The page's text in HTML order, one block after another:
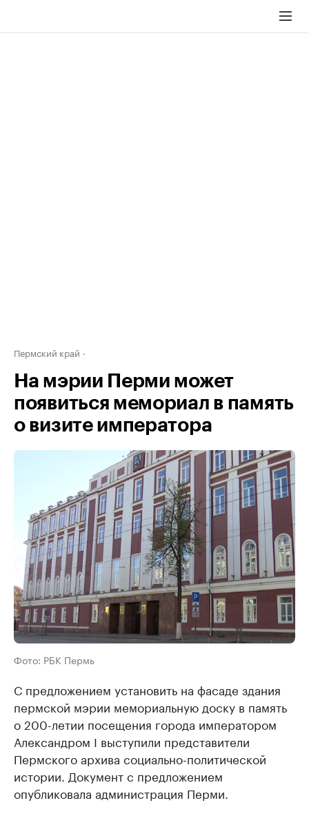
Пермский край
На мэрии Перми может
появиться мемориал в память
о визите императора
Фото: РБК Пермь
С предложением установить на фасаде здания
пермской мэрии мемориальную доску в память
о 200-летии посещения города императором
Александром I выступили представители
Пермского архива социально-политической
истории. Документ с предложением
опубликовала администрация Перми.